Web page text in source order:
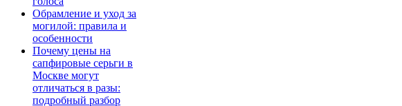
Обрамление и уход за
могилой: правила и
особенности
Почему цены на
сапфировые серьги в
Москве могут
отличаться в разы:
подробный разбор